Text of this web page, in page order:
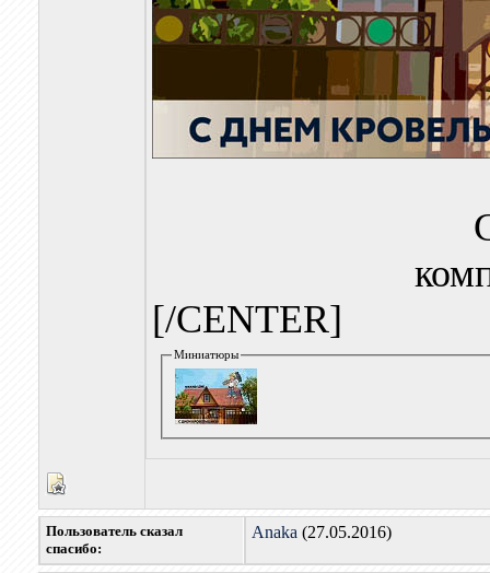
[/CENTER]
Миниатюры
Пользователь сказал
cпасибо:
Anaka (27.05.2016)